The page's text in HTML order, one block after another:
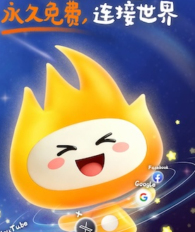
支持
反对 [0]
支持[0] 反对[0]